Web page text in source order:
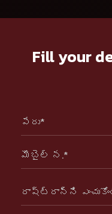
Fill your
పేరు*
మొబైల్ న.*
రాష్ట్రాన్ని